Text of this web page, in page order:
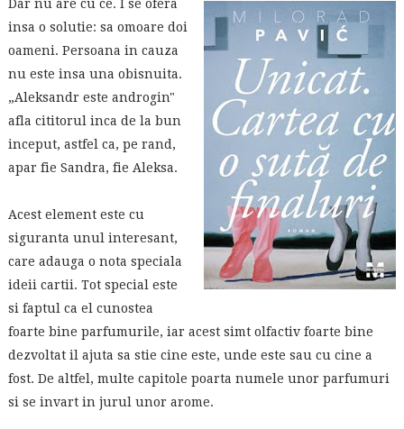
Dar nu are cu ce. I se ofera
insa o solutie: sa omoare doi
oameni. Persoana in cauza
nu este insa una obisnuita.
„Aleksandr este androgin"
afla cititorul inca de la bun
inceput, astfel ca, pe rand,
apar fie Sandra, fie Aleksa.
Acest element este cu
siguranta unul interesant,
care adauga o nota speciala
ideii cartii. Tot special este
si faptul ca el cunostea
foarte bine parfumurile, iar acest simt olfactiv foarte bine
dezvoltat il ajuta sa stie cine este, unde este sau cu cine a
fost. De altfel, multe capitole poarta numele unor parfumuri
si se invart in jurul unor arome.